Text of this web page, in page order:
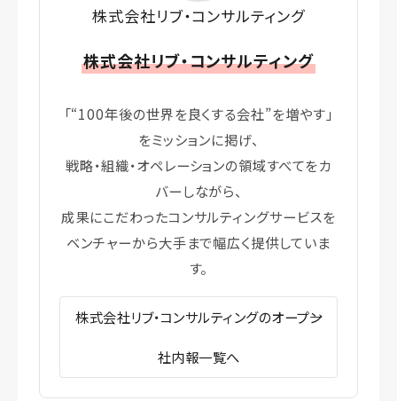
株式会社リブ・コンサルティング
株式会社リブ・コンサルティング
「“100年後の世界を良くする会社”を増やす」
をミッションに掲げ、
戦略・組織・オペレーションの領域すべてをカ
バーしながら、
成果にこだわったコンサルティングサービスを
ベンチャーから大手まで幅広く提供していま
す。
株式会社リブ・コンサルティングのオープン
社内報一覧へ